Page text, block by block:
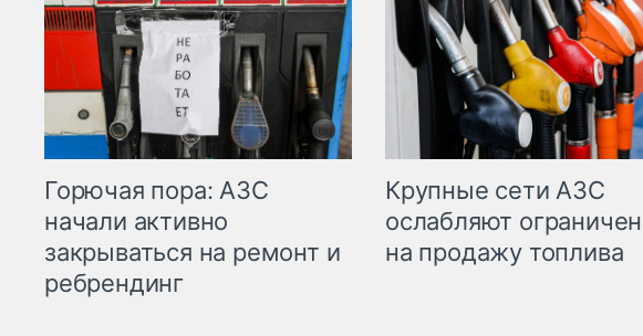
Горючая пора: АЗС
начали активно
закрываться на ремонт и
ребрендинг
Крупные сети АЗС
ослабляют
на продажу топлива